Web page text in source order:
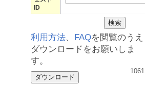
ID
利用方法、 FAQを閲覧のうえ
ダウンロードをお願いしま
す。
1061